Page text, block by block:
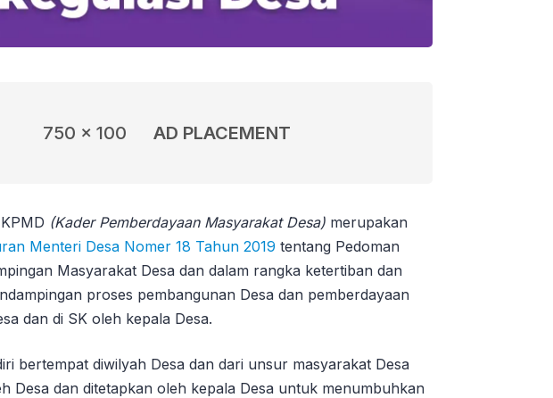
750 x 100 AD PLACEMENT
(Kader Pemberdayaan Masyarakat Desa) merupakan
Menteri Desa Nomer 18 Tahun 2019 tentang Pedoman
Masyarakat Desa dan dalam rangka ketertiban dan
proses pembangunan Desa dan pemberdayaan
dan di SK oleh kepala Desa.
bertempat diwilyah Desa dan dari unsur masyarakat Desa
Desa dan ditetapkan oleh kepala Desa untuk menumbuhkan